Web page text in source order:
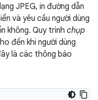
JPEG, in đường dẫn
và yêu cầu người dùng
không. Quy trình chụp
đến khi người dùng
là các thông báo